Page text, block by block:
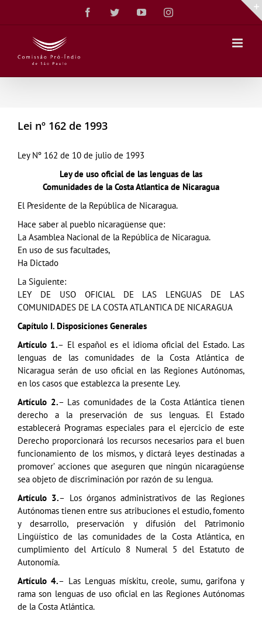
conteúdo
FacebookTwitterYouTubeInstagram
Lei nº 162 de 1993
Ley Nº 162 de 10 de julio de 1993
Ley de uso oficial de las lenguas de las
Comunidades de la Costa Atlantica de Nicaragua
El Presidente de la República de Nicaragua.
Hace saber al pueblo nicaragüense que:
La Asamblea Nacional de la República de Nicaragua.
En uso de sus facultades,
Ha Dictado
La Siguiente:
LEY DE USO OFICIAL DE LAS LENGUAS DE LAS
COMUNIDADES DE LA COSTA ATLANTICA DE NICARAGUA
Capítulo I. Disposiciones Generales
Artículo 1.– El español es el idioma oficial del Estado. Las
lenguas de las comunidades de la Costa Atlántica de
Nicaragua serán de uso oficial en las Regiones Autónomas,
en los casos que establezca la presente Ley.
Artículo 2.– Las comunidades de la Costa Atlántica tienen
derecho a la preservación de sus lenguas. El Estado
establecerá Programas especiales para el ejercicio de este
Derecho proporcionará los recursos necesarios para el buen
funcionamiento de los mismos, y dictará leyes destinadas a
promover’ acciones que aseguren que ningún nicaragúense
sea objeto de discriminación por razón de su lengua.
Artículo 3.– Los órganos administrativos de las Regiones
Autónomas tienen entre sus atribuciones el estudio, fomento
y desarrollo, preservación y difusión del Patrimonio
Lingüístico de las comunidades de la Costa Atlántica, en
cumplimiento del Artículo 8 Numeral 5 del Estatuto de
Autonomía.
Artículo 4.– Las Lenguas mískitu, creole, sumu, garifona y
rama son lenguas de uso oficial en las Regiones Autónomas
de la Costa Atlántica.